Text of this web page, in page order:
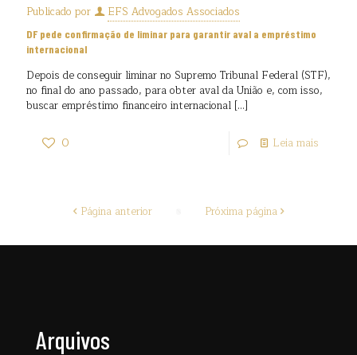
Publicado por EFS Advogados Associados
DF pede confirmação de liminar para garantir aval a empréstimo
internacional
Depois de conseguir liminar no Supremo Tribunal Federal (STF),
no final do ano passado, para obter aval da União e, com isso,
buscar empréstimo financeiro internacional […]
0 Leia mais
Página anterior Próxima página
Arquivos